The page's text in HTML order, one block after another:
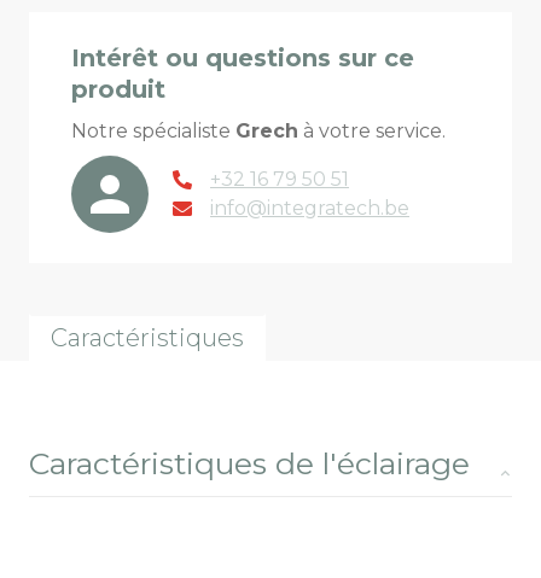
Intérêt ou questions sur ce
produit
Notre spécialiste Grech à votre service.
+32 16 79 50 51
info@integratech.be
Caractéristiques
Caractéristiques de l'éclairage